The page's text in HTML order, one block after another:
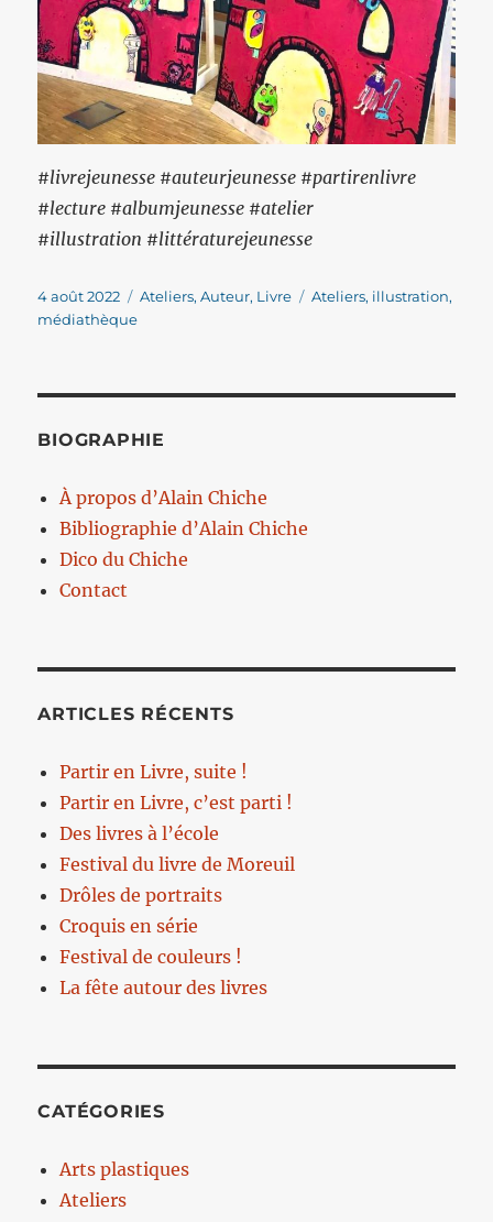
#livrejeunesse #auteurjeunesse #partirenlivre
#lecture #albumjeunesse #atelier
#illustration #littératurejeunesse
Publié
le
4 août 2022 Catégories
Ateliers,Auteur, Livre Étiquettes
Ateliers, illustration,
médiathèque
BIOGRAPHIE
À propos d’Alain Chiche
Bibliographie d’Alain Chiche
Dico du Chiche
Contact
ARTICLES RÉCENTS
Partir en Livre, suite !
Partir en Livre, c’est parti !
Des livres à l’école
Festival du livre de Moreuil
Drôles de portraits
Croquis en série
Festival de couleurs !
La fête autour des livres
CATÉGORIES
Arts plastiques
Ateliers